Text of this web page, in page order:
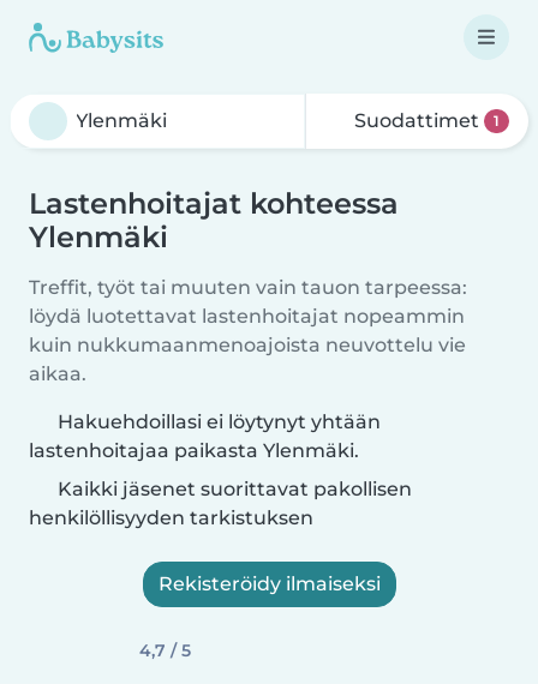
Suodattimet 1
Lastenhoitajat kohteessa
Ylenmäki
Treffit, työt tai muuten vain tauon tarpeessa:
löydä luotettavat lastenhoitajat nopeammin
kuin nukkumaanmenoajoista neuvottelu vie
aikaa.
Hakuehdoillasi ei löytynyt yhtään
lastenhoitajaa paikasta Ylenmäki.
Kaikki jäsenet suorittavat pakollisen
henkilöllisyyden tarkistuksen
Rekisteröidy ilmaiseksi
4,7 / 5